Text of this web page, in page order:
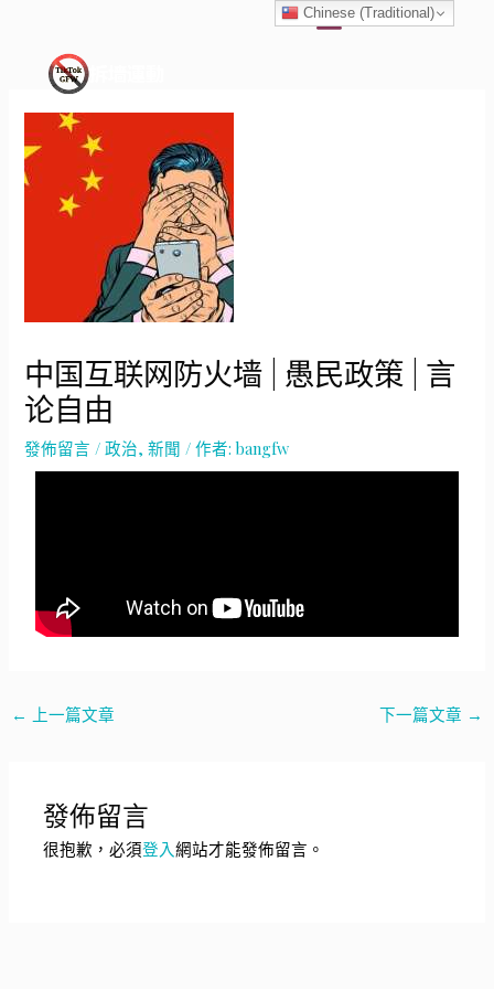
中国互联网防火墙 | 愚民政策 | 言
论自由
發佈留言 /政治,新聞 / 作者:bangfw
← 上一篇文章 下一篇文章 →
發佈留言
很抱歉，必須登入網站才能發佈留言。
Chinese (Traditional)